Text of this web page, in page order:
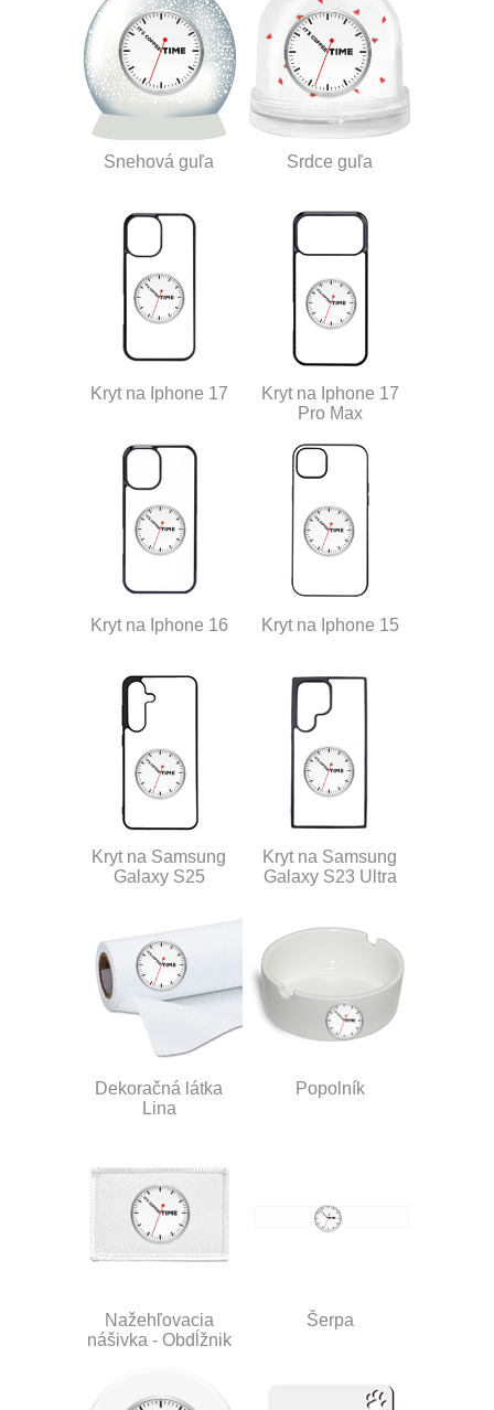
Snehová guľa Srdce guľa
Kryt na Iphone 17
Kryt na Iphone 17
Pro Max
Kryt na Iphone 16 Kryt na Iphone 15
Kryt na Samsung
Galaxy S25
Kryt na Samsung
Galaxy S23 Ultra
Dekoračná látka
Lina
Popolník
Nažehľovacia
nášivka - Obdĺžnik
Šerpa